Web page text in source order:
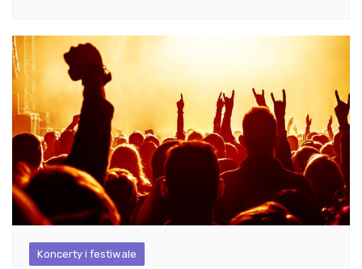
Koncerty i festiwale